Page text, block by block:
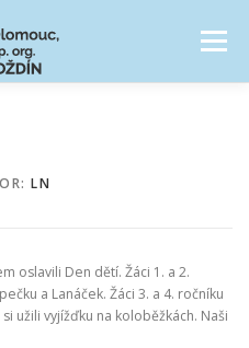
Menu
LN
oslavili Den dětí. Žáci 1. a 2.
a Lanáček. Žáci 3. a 4. ročníku
užili vyjížďku na koloběžkách. Naši